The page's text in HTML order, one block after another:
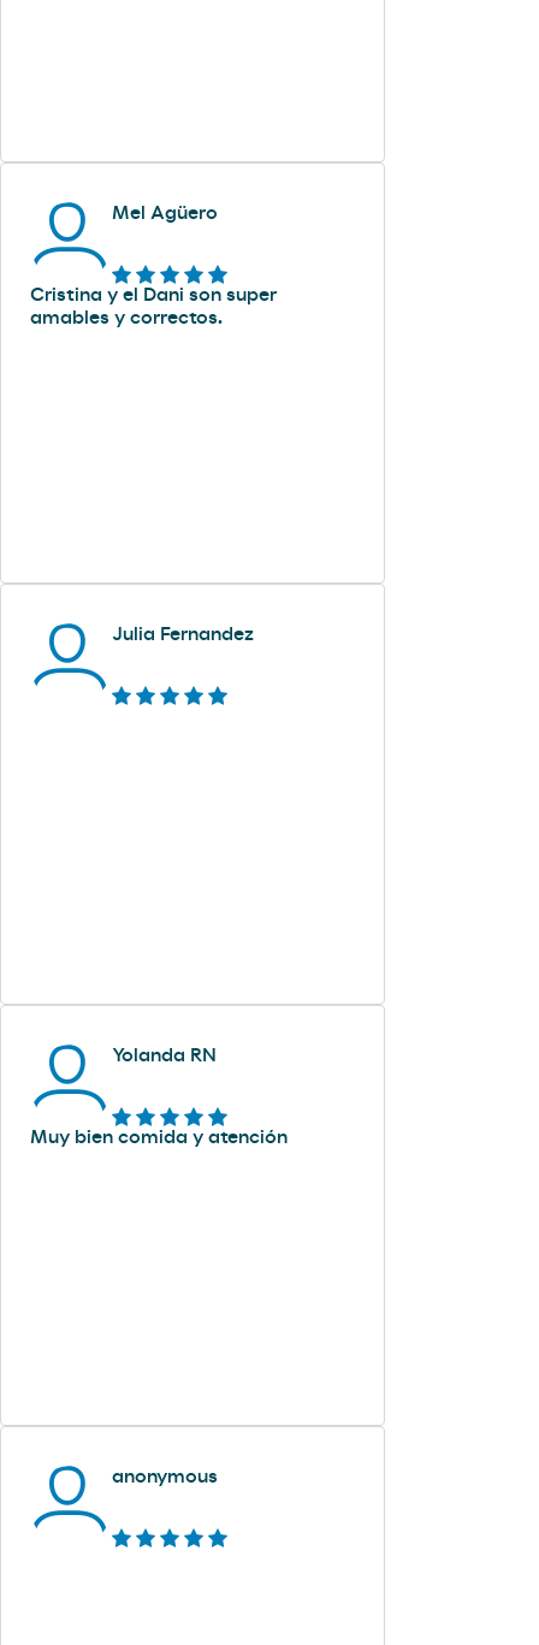
Mel Agüero
Cristina y el Dani son super
amables y correctos.
Julia Fernandez
Yolanda RN
Muy bien comida y atención
anonymous